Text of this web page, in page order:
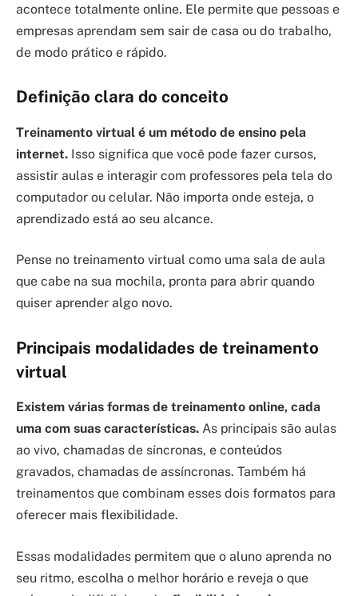
acontece totalmente online. Ele permite que pessoas e
empresas aprendam sem sair de casa ou do trabalho,
de modo prático e rápido.
Definição clara do conceito
Treinamento virtual é um método de ensino pela
internet. Isso significa que você pode fazer cursos,
assistir aulas e interagir com professores pela tela do
computador ou celular. Não importa onde esteja, o
aprendizado está ao seu alcance.
Pense no treinamento virtual como uma sala de aula
que cabe na sua mochila, pronta para abrir quando
quiser aprender algo novo.
Principais modalidades de treinamento
virtual
Existem várias formas de treinamento online, cada
uma com suas características. As principais são aulas
ao vivo, chamadas de síncronas, e conteúdos
gravados, chamadas de assíncronas. Também há
treinamentos que combinam esses dois formatos para
oferecer mais flexibilidade.
Essas modalidades permitem que o aluno aprenda no
seu ritmo, escolha o melhor horário e reveja o que